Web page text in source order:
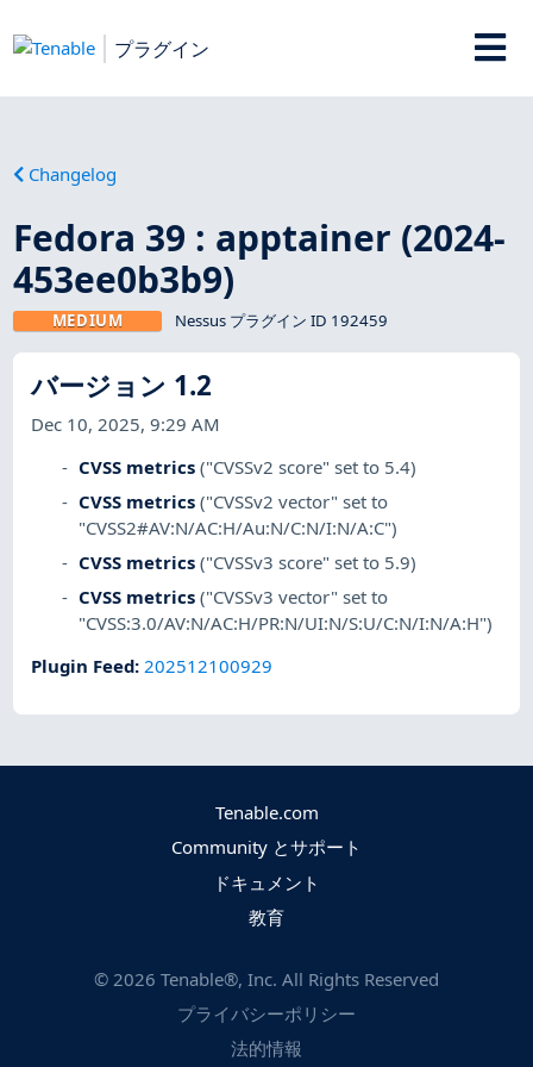
プラグイン
Changelog
Fedora 39 : apptainer (2024-
453ee0b3b9)
MEDIUM Nessus プラグイン ID 192459
バージョン 1.2
Dec 10, 2025, 9:29 AM
CVSS metrics ("CVSSv2 score" set to 5.4)
CVSS metrics ("CVSSv2 vector" set to
"CVSS2#AV:N/AC:H/Au:N/C:N/I:N/A:C")
CVSS metrics ("CVSSv3 score" set to 5.9)
CVSS metrics ("CVSSv3 vector" set to
"CVSS:3.0/AV:N/AC:H/PR:N/UI:N/S:U/C:N/I:N/A:H")
Plugin Feed:202512100929
Tenable.com
Community とサポート
ドキュメント
教育
© 2026 Tenable®, Inc. All Rights Reserved
プライバシーポリシー
法的情報